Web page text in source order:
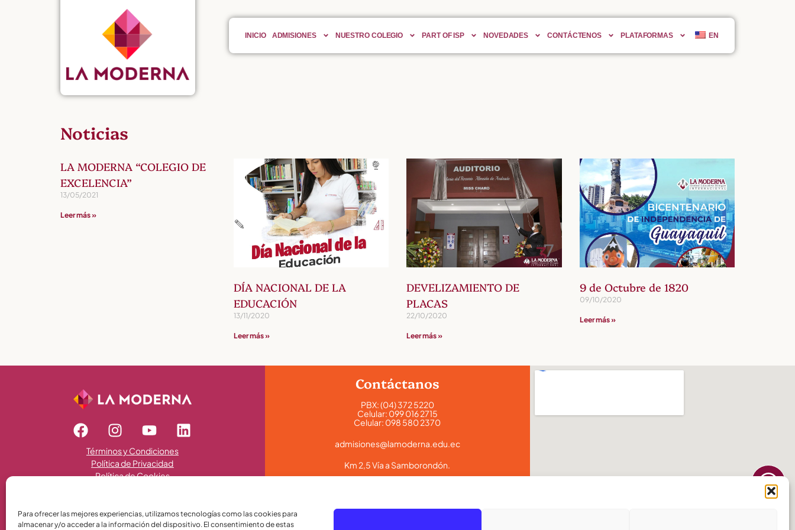
Para ofrecer las mejores experiencias, utilizamos tecnologías como las cookies para
almacenar y/o acceder a la información del dispositivo. El consentimiento de estas
INICIO ADMISIONES NUESTRO COLEGIO PART OF ISP NOVEDADES CONTÁCTENOS PLATAFORMAS EN
Noticias
LA MODERNA “COLEGIO DE
EXCELENCIA”
13/05/2021
Leer más »
DÍA NACIONAL DE LA
EDUCACIÓN
13/11/2020
Leer más »
DEVELIZAMIENTO DE
PLACAS
22/10/2020
Leer más »
9 de Octubre de 1820
09/10/2020
Leer más »
Términos y Condiciones
Política de Privacidad
Política de Cookies
Contáctanos
PBX:(04) 372 5220
Celular: 099 016 2715
Celular: 098 580 2370
admisiones@lamoderna.edu.ec
Km 2,5 Vía a Samborondón.